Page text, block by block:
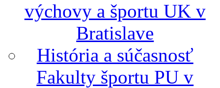
výchovy a športu UK v
Bratislave
História a súčasnosť
Fakulty športu PU v